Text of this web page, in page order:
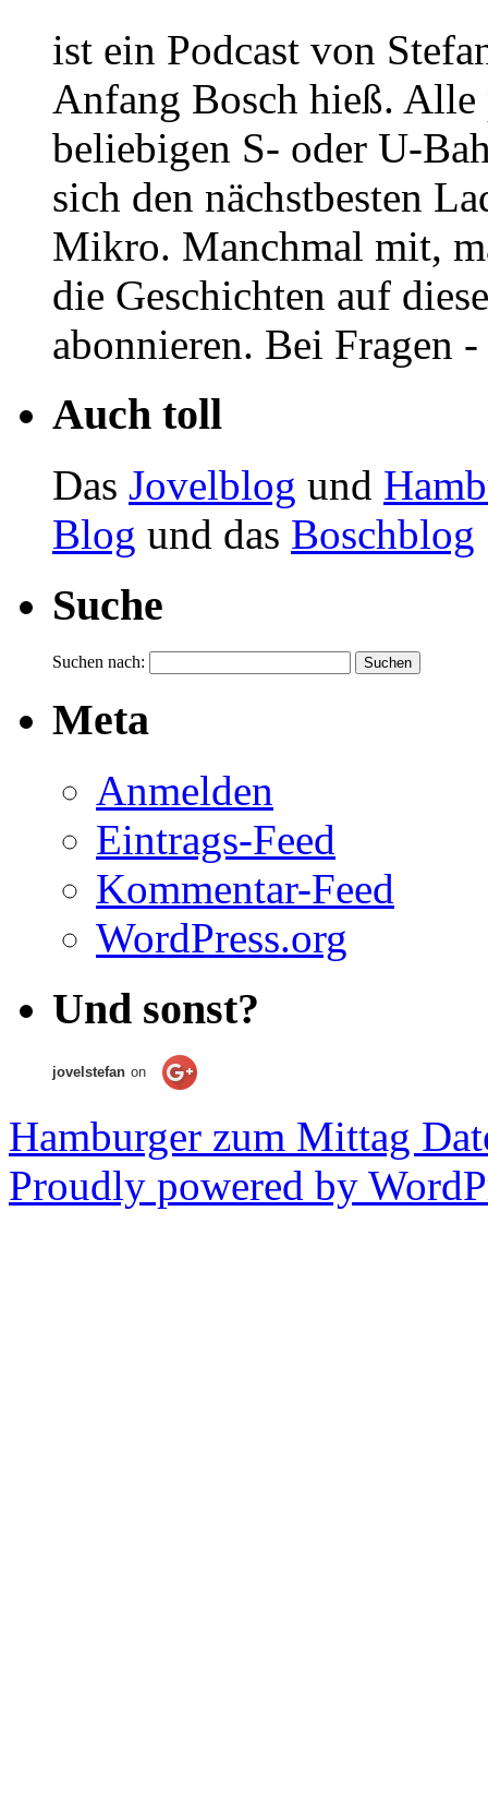
ist ein Podcast von
Anfang Bosch hieß. Alle
beliebigen S- oder U-
sich den nächstbesten
Mikro. Manchmal mit,
die Geschichten auf
abonnieren. Bei Fragen
Auch toll
Das Jovelblog und
Blog und das Boschblog
Suche
Suchen nach:
Meta
Anmelden
Eintrags-Feed
Kommentar-Feed
WordPress.org
Und sonst?
jovelstefan on
Hamburger zum Mittag
Proudly powered by